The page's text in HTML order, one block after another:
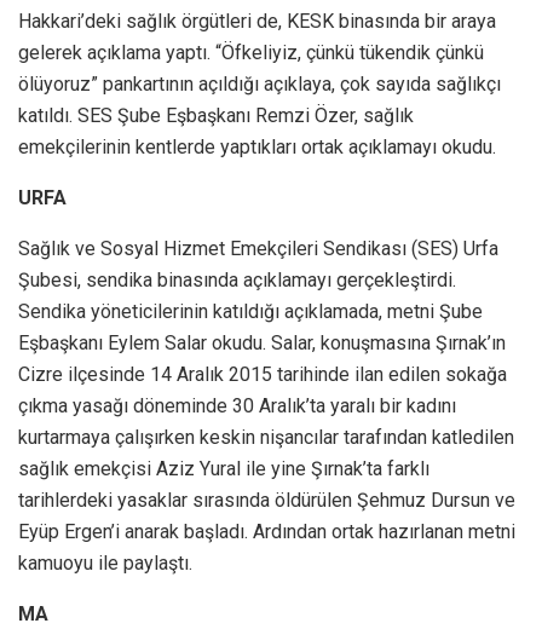
Hakkari’deki sağlık örgütleri de, KESK binasında bir araya
gelerek açıklama yaptı. “Öfkeliyiz, çünkü tükendik çünkü
ölüyoruz” pankartının açıldığı açıklaya, çok sayıda sağlıkçı
katıldı. SES Şube Eşbaşkanı Remzi Özer, sağlık
emekçilerinin kentlerde yaptıkları ortak açıklamayı okudu.
URFA
Sağlık ve Sosyal Hizmet Emekçileri Sendikası (SES) Urfa
Şubesi, sendika binasında açıklamayı gerçekleştirdi.
Sendika yöneticilerinin katıldığı açıklamada, metni Şube
Eşbaşkanı Eylem Salar okudu. Salar, konuşmasına Şırnak’ın
Cizre ilçesinde 14 Aralık 2015 tarihinde ilan edilen sokağa
çıkma yasağı döneminde 30 Aralık’ta yaralı bir kadını
kurtarmaya çalışırken keskin nişancılar tarafından katledilen
sağlık emekçisi Aziz Yural ile yine Şırnak’ta farklı
tarihlerdeki yasaklar sırasında öldürülen Şehmuz Dursun ve
Eyüp Ergen’i anarak başladı. Ardından ortak hazırlanan metni
kamuoyu ile paylaştı.
MA